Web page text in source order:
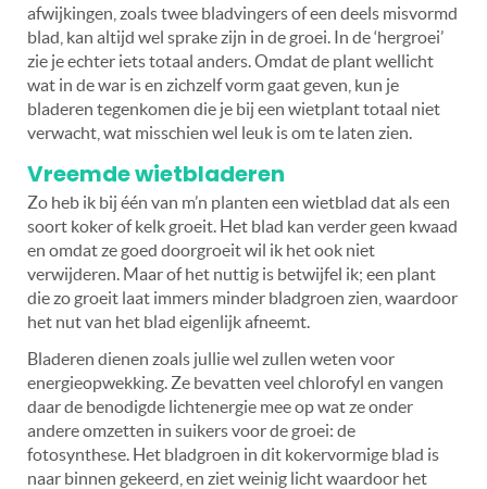
afwijkingen, zoals twee bladvingers of een deels misvormd
blad, kan altijd wel sprake zijn in de groei. In de ‘hergroei’
zie je echter iets totaal anders. Omdat de plant wellicht
wat in de war is en zichzelf vorm gaat geven, kun je
bladeren tegenkomen die je bij een wietplant totaal niet
verwacht, wat misschien wel leuk is om te laten zien.
Vreemde wietbladeren
Zo heb ik bij één van m’n planten een wietblad dat als een
soort koker of kelk groeit. Het blad kan verder geen kwaad
en omdat ze goed doorgroeit wil ik het ook niet
verwijderen. Maar of het nuttig is betwijfel ik; een plant
die zo groeit laat immers minder bladgroen zien, waardoor
het nut van het blad eigenlijk afneemt.
Bladeren dienen zoals jullie wel zullen weten voor
energieopwekking. Ze bevatten veel chlorofyl en vangen
daar de benodigde lichtenergie mee op wat ze onder
andere omzetten in suikers voor de groei: de
fotosynthese. Het bladgroen in dit kokervormige blad is
naar binnen gekeerd, en ziet weinig licht waardoor het